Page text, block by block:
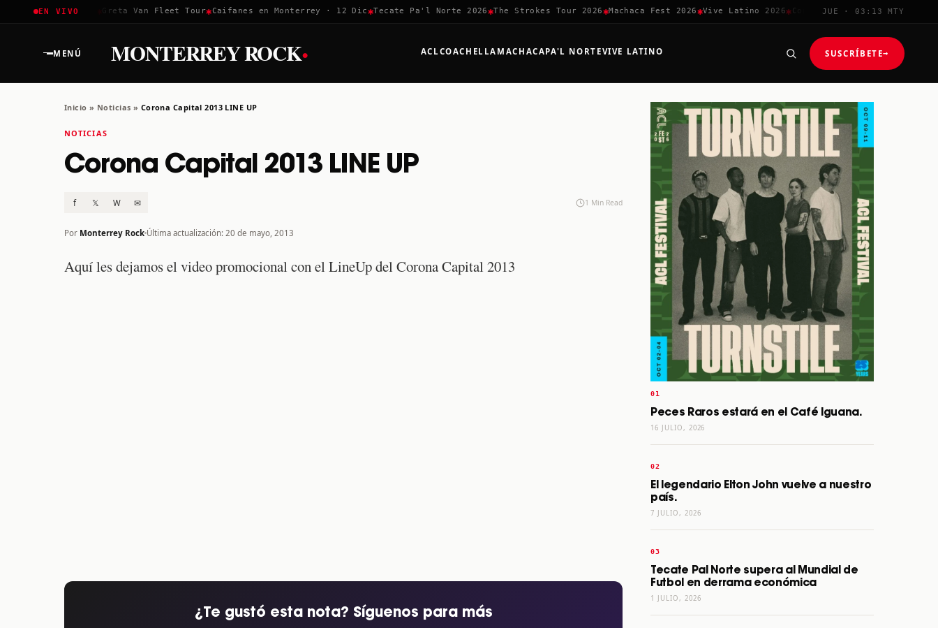
EN VIVO
Coachella 2026 Greta Van Fleet Tour✱ Caifanes en Monterrey · 12 Dic ✱Tecate Pa'l Norte 2026✱The Strokes Tour 2026✱Machaca Fest 2026✱Vive Latino 2026✱ Corona Capital ✱ Coachella 2026
JUE · 03:13 MTY
MENÚ MONTERREY ROCK· ACLCOACHELLA MACHACAPA'L NORTEVIVE LATINO SUSCRÍBETE→
Inicio » Noticias » Corona Capital 2013 LINE UP
NOTICIAS
Corona Capital 2013 LINE UP
f 𝕏 W ✉ 1 Min Read
Por Monterrey Rock Última actualización: 20 de mayo, 2013
Aquí les dejamos el video promocional con el LineUp del Corona Capital 2013
¿Te gustó esta nota? Síguenos para más
Peces Raros estará en el Café Iguana.
16 JULIO, 2026
El legendario Elton John vuelve a nuestro
país.
7 JULIO, 2026
Tecate Pal Norte supera al Mundial de
Futbol en derrama económica
1 JULIO, 2026